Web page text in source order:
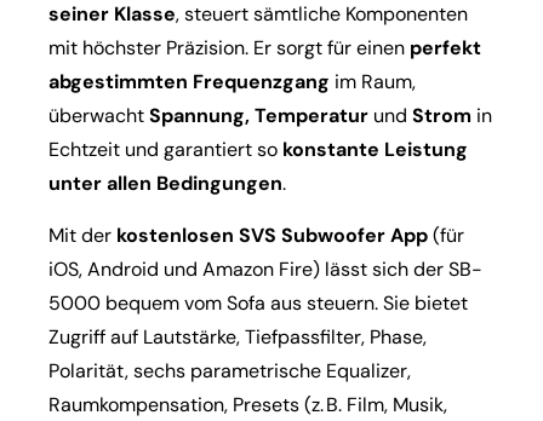
seiner Klasse, steuert sämtliche Komponenten
mit höchster Präzision. Er sorgt für einen perfekt
abgestimmten Frequenzgang im Raum,
überwachtSpannung, Temperatur und Strom in
Echtzeit und garantiert so konstante Leistung
unter allen Bedingungen.
Mit der kostenlosen SVS Subwoofer App(für
iOS, Android und Amazon Fire) lässt sich der SB-
5000 bequem vom Sofa aus steuern. Sie bietet
Zugriff auf Lautstärke, Tiefpassfilter, Phase,
Polarität, sechs parametrische Equalizer,
Raumkompensation, Presets (z. B. Film, Musik,